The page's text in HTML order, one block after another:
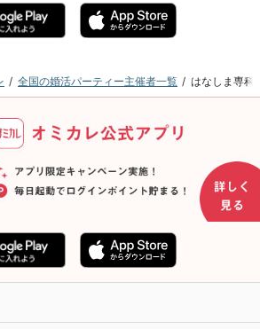
全国の婚活パーティー主催者一覧 はなしま専科